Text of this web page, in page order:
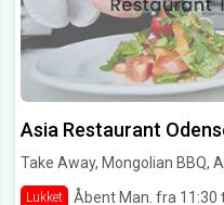
Asia Restaurant
Take Away, Mongolian BBQ,
Lukket Åbent Man. fra 11:30